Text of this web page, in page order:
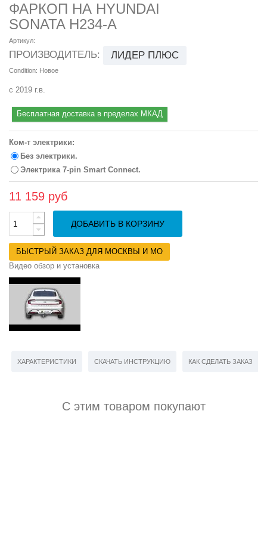
ФАРКОП НА HYUNDAI
SONATA H234-A
Артикул:
ПРОИЗВОДИТЕЛЬ: ЛИДЕР ПЛЮС
Condition: Новое
с 2019 г.в.
Бесплатная доставка в пределах МКАД
Ком-т электрики:
Без электрики.
Электрика 7-pin Smart Connect.
11 159 руб
ДОБАВИТЬ В КОРЗИНУ
БЫСТРЫЙ ЗАКАЗ ДЛЯ МОСКВЫ И МО
Видео обзор и установка
ХАРАКТЕРИСТИКИ СКАЧАТЬ ИНСТРУКЦИЮ КАК СДЕЛАТЬ ЗАКАЗ
С этим товаром покупают